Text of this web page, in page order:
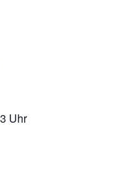
Uhr